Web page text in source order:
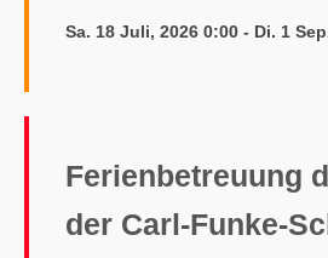
Sa. 18 Juli, 2026 0:00 - Di. 1
Ferienbetreuung
der Carl-Funke-